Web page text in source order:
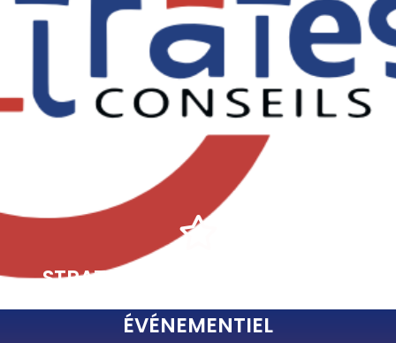
STRATEGIES CONSEILS GROUPS
ÉVÉNEMENTIEL
Nous sommes engagés, proactifs, rigoureux dans le